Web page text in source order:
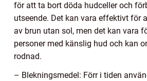
för att ta bort döda hudceller och
utseende. Det kan vara effektivt för
av brun utan sol, men det kan vara
personer med känslig hud och kan
rodnad.
– Blekningsmedel: Förr i tiden